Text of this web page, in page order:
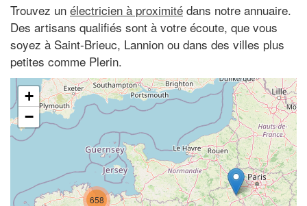
Trouvez un électricien à proximité dans notre annuaire.
Des artisans qualifiés sont à votre écoute, que vous
soyez à Saint-Brieuc, Lannion ou dans des villes plus
petites comme Plerin.
658
+
−